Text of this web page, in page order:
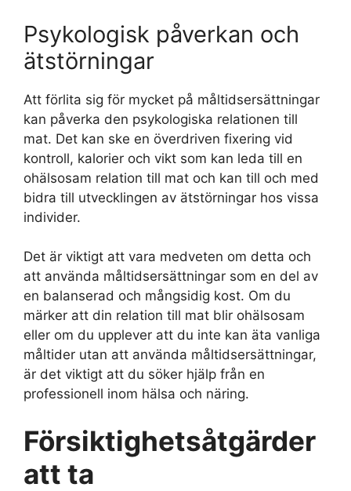
Psykologisk påverkan och
ätstörningar
Att förlita sig för mycket på måltidsersättningar
kan påverka den psykologiska relationen till
mat. Det kan ske en överdriven fixering vid
kontroll, kalorier och vikt som kan leda till en
ohälsosam relation till mat och kan till och med
bidra till utvecklingen av ätstörningar hos vissa
individer.
Det är viktigt att vara medveten om detta och
att använda måltidsersättningar som en del av
en balanserad och mångsidig kost. Om du
märker att din relation till mat blir ohälsosam
eller om du upplever att du inte kan äta vanliga
måltider utan att använda måltidsersättningar,
är det viktigt att du söker hjälp från en
professionell inom hälsa och näring.
Försiktighetsåtgärder
att ta